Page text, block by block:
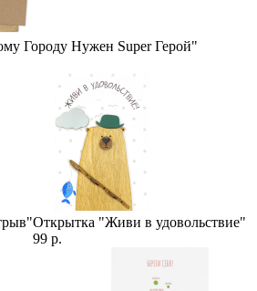
Городу Нужен Super Герой"
Открытка "Живи в удовольствие"
99 р.